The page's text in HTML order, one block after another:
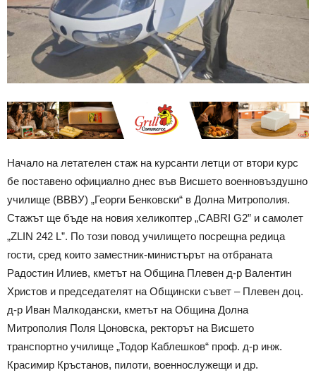
Начало на летателен стаж на курсанти летци от втори курс
бе поставено официално днес във Висшето военновъздушно
училище (ВВВУ) „Георги Бенковски“ в Долна Митрополия.
Стажът ще бъде на новия хеликоптер „CABRI G2” и самолет
„ZLIN 242 L”. По този повод училището посрещна редица
гости, сред които заместник-министърът на отбраната
Радостин Илиев, кметът на Община Плевен д-р Валентин
Христов и председателят на Общински съвет – Плевен доц.
д-р Иван Малкодански, кметът на Община Долна
Митрополия Поля Цоновска, ректорът на Висшето
транспортно училище „Тодор Каблешков“ проф. д-р инж.
Красимир Кръстанов, пилоти, военнослужещи и др.